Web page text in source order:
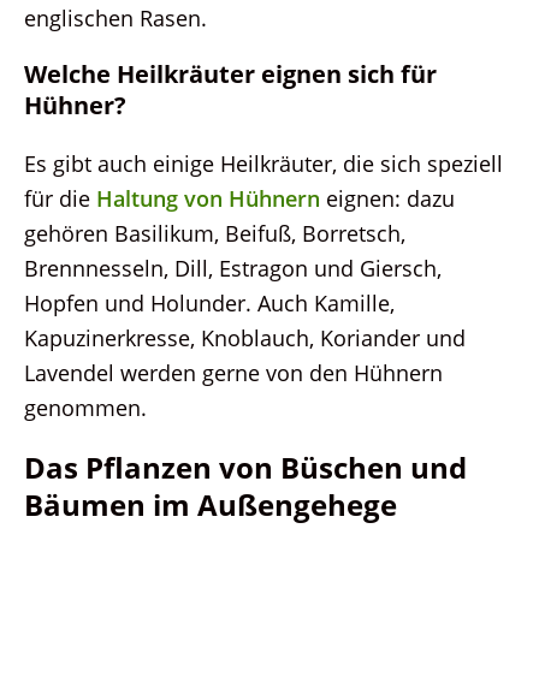
englischen Rasen.
Welche Heilkräuter eignen sich für
Hühner?
Es gibt auch einige Heilkräuter, die sich speziell
für die Haltung von Hühnern eignen: dazu
gehören Basilikum, Beifuß, Borretsch,
Brennnesseln, Dill, Estragon und Giersch,
Hopfen und Holunder. Auch Kamille,
Kapuzinerkresse, Knoblauch, Koriander und
Lavendel werden gerne von den Hühnern
genommen.
Das Pflanzen von Büschen und
Bäumen im Außengehege